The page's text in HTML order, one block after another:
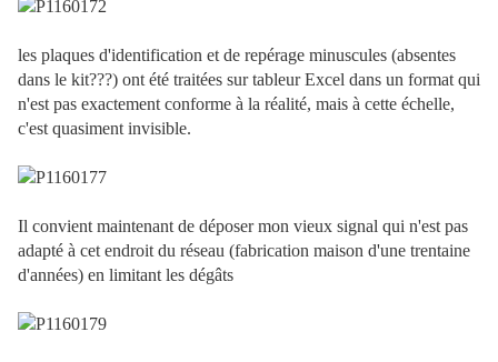
les plaques d'identification et de repérage minuscules (absentes
dans le kit???) ont été traitées sur tableur Excel dans un format qui
n'est pas exactement conforme à la réalité, mais à cette échelle,
c'est quasiment invisible.
Il convient maintenant de déposer mon vieux signal qui n'est pas
adapté à cet endroit du réseau (fabrication maison d'une trentaine
d'années) en limitant les dégâts